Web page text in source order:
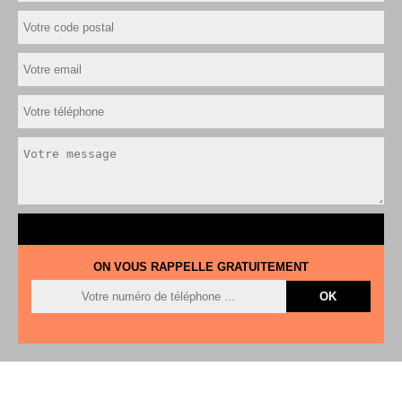
ON VOUS RAPPELLE GRATUITEMENT